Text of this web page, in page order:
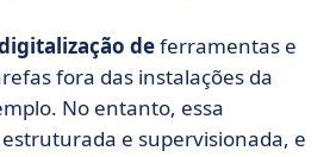
deferramentas e
fora das instalações da
No entanto, essa
e supervisionada, e